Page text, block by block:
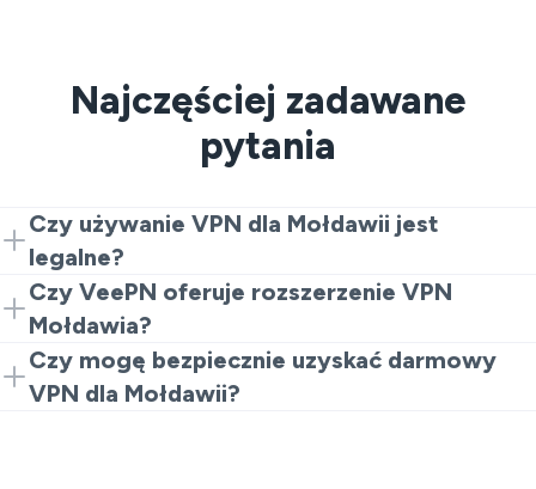
Najczęściej zadawane
pytania
Czy używanie VPN dla Mołdawii jest
legalne?
Tak. VPN są legalne dla prywatności i bezpieczeństwa.
Niemniej jednak, nielegalne działania pozostają
Czy VeePN oferuje rozszerzenie VPN
Mołdawia?
Tak. Zacznij od rozszerzenia Chrome dla szybkiego i
darmowego doświadczenia VPN Mołdawia. Przejdź na
Czy mogę bezpiecznie uzyskać darmowy
VPN dla Mołdawii?